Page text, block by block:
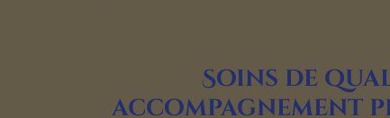
Soins de
accompagnement